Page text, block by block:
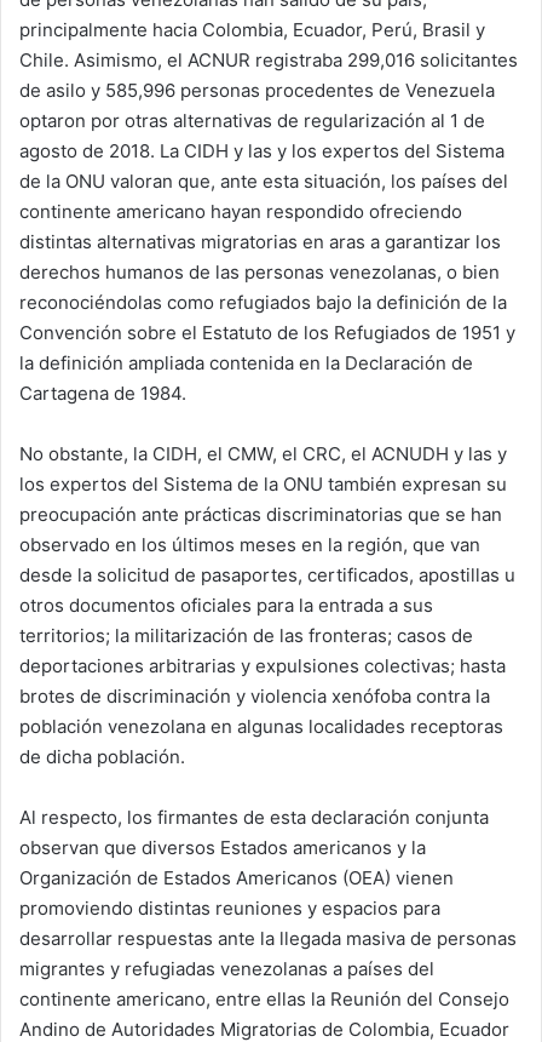
principalmente hacia Colombia, Ecuador, Perú, Brasil y
Chile. Asimismo, el ACNUR registraba 299,016 solicitantes
de asilo y 585,996 personas procedentes de Venezuela
optaron por otras alternativas de regularización al 1 de
agosto de 2018. La CIDH y las y los expertos del Sistema
de la ONU valoran que, ante esta situación, los países del
continente americano hayan respondido ofreciendo
distintas alternativas migratorias en aras a garantizar los
derechos humanos de las personas venezolanas, o bien
reconociéndolas como refugiados bajo la definición de la
Convención sobre el Estatuto de los Refugiados de 1951 y
la definición ampliada contenida en la Declaración de
Cartagena de 1984.
No obstante, la CIDH, el CMW, el CRC, el ACNUDH y las y
los expertos del Sistema de la ONU también expresan su
preocupación ante prácticas discriminatorias que se han
observado en los últimos meses en la región, que van
desde la solicitud de pasaportes, certificados, apostillas u
otros documentos oficiales para la entrada a sus
territorios; la militarización de las fronteras; casos de
deportaciones arbitrarias y expulsiones colectivas; hasta
brotes de discriminación y violencia xenófoba contra la
población venezolana en algunas localidades receptoras
de dicha población.
Al respecto, los firmantes de esta declaración conjunta
observan que diversos Estados americanos y la
Organización de Estados Americanos (OEA) vienen
promoviendo distintas reuniones y espacios para
desarrollar respuestas ante la llegada masiva de personas
migrantes y refugiadas venezolanas a países del
continente americano, entre ellas la Reunión del Consejo
Andino de Autoridades Migratorias de Colombia, Ecuador